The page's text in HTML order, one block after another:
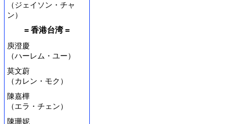
（ジェイソン・チャ
ン）
= 香港台湾 =
庾澄慶
（ハーレム・ユー）
莫文蔚
（カレン・モク）
陳嘉樺
（エラ・チェン）
陳珊妮